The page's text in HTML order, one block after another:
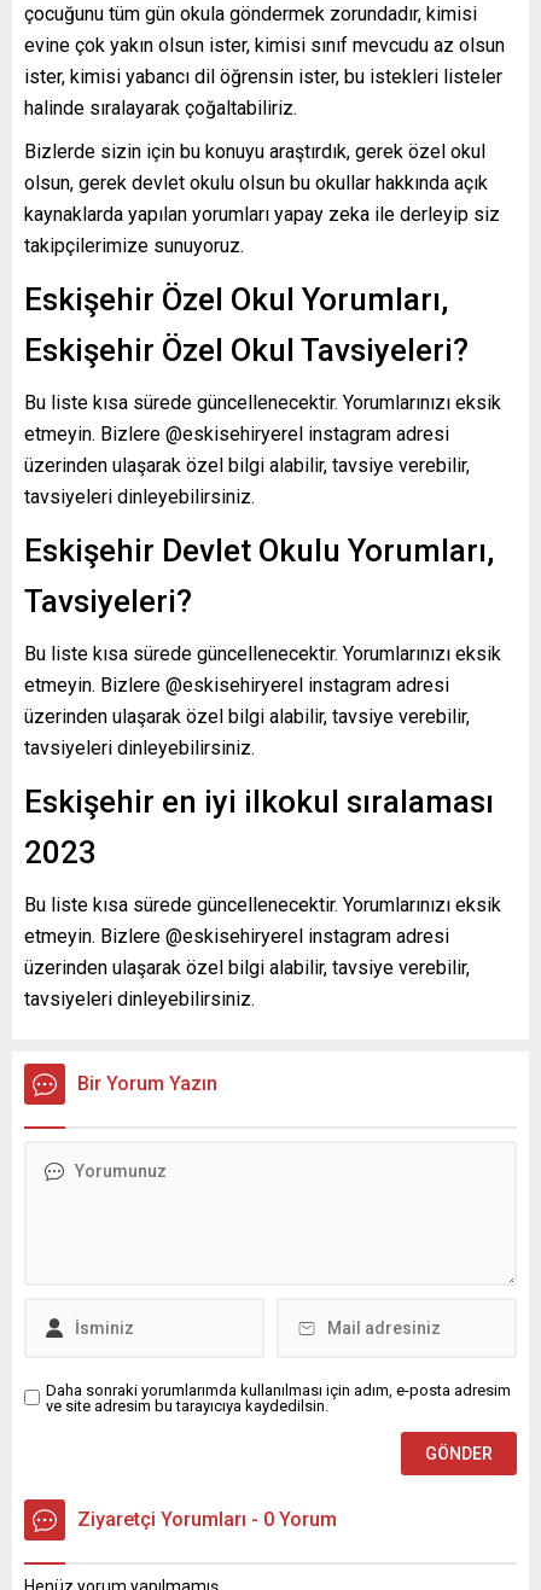
çocuğunu tüm gün okula göndermek zorundadır, kimisi
evine çok yakın olsun ister, kimisi sınıf mevcudu az olsun
ister, kimisi yabancı dil öğrensin ister, bu istekleri listeler
halinde sıralayarak çoğaltabiliriz.
Bizlerde sizin için bu konuyu araştırdık, gerek özel okul
olsun, gerek devlet okulu olsun bu okullar hakkında açık
kaynaklarda yapılan yorumları yapay zeka ile derleyip siz
takipçilerimize sunuyoruz.
Eskişehir Özel Okul Yorumları,
Eskişehir Özel Okul Tavsiyeleri?
Bu liste kısa sürede güncellenecektir. Yorumlarınızı eksik
etmeyin. Bizlere @eskisehiryerel instagram adresi
üzerinden ulaşarak özel bilgi alabilir, tavsiye verebilir,
tavsiyeleri dinleyebilirsiniz.
Eskişehir Devlet Okulu Yorumları,
Tavsiyeleri?
Bu liste kısa sürede güncellenecektir. Yorumlarınızı eksik
etmeyin. Bizlere @eskisehiryerel instagram adresi
üzerinden ulaşarak özel bilgi alabilir, tavsiye verebilir,
tavsiyeleri dinleyebilirsiniz.
Eskişehir en iyi ilkokul sıralaması
2023
Bu liste kısa sürede güncellenecektir. Yorumlarınızı eksik
etmeyin. Bizlere @eskisehiryerel instagram adresi
üzerinden ulaşarak özel bilgi alabilir, tavsiye verebilir,
tavsiyeleri dinleyebilirsiniz.
Bir Yorum Yazın
Daha sonraki yorumlarımda kullanılması için adım, e-posta adresim
ve site adresim bu tarayıcıya kaydedilsin.
Ziyaretçi Yorumları - 0 Yorum
Henüz yorum yapılmamış.